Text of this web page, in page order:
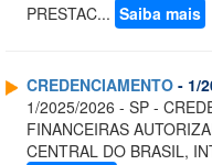
PRESTAC... Saiba mais
CREDENCIAMENTO - 1/
1/2025/2026 - SP -
FINANCEIRAS
CENTRAL DO BRASIL,